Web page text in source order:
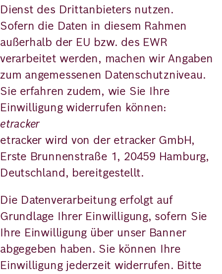
Dienst des Drittanbieters nutzen.
Sofern die Daten in diesem Rahmen
außerhalb der EU bzw. des EWR
verarbeitet werden, machen wir Angaben
zum angemessenen Datenschutzniveau.
Sie erfahren zudem, wie Sie Ihre
Einwilligung widerrufen können:
etracker
etracker wird von der etracker GmbH,
Erste Brunnenstraße 1, 20459 Hamburg,
Deutschland, bereitgestellt.
Die Datenverarbeitung erfolgt auf
Grundlage Ihrer Einwilligung, sofern Sie
Ihre Einwilligung über unser Banner
abgegeben haben. Sie können Ihre
Einwilligung jederzeit widerrufen. Bitte